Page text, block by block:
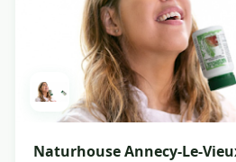
Naturhouse Annecy-Le-